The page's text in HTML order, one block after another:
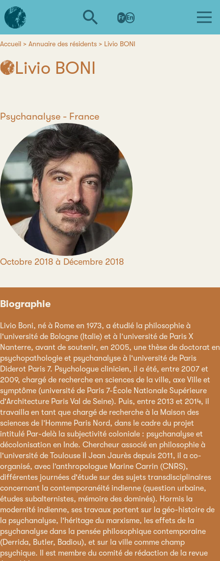
Aller
au
contenu
L'institut
d'études
avancées
de
Fr En
d'Ariane
Accueil Annuaire des résidents Livio BONI
Livio BONI
Discipline
Psychanalyse Pays
France
Période
Octobre 2018 à Décembre 2018
Biographie
Livio Boni, né à Rome en 1973, a étudié la philosophie à
l'université de Bologne (Italie) et à l’université de Paris X
Nanterre, avant de soutenir, en 2005, une thèse de doctorat en
psychopathologie et psychanalyse à l'université de Paris
Diderot Paris 7. Psychologue clinicien, il a été, entre 2007 et
2009, chargé de recherche en sciences de la ville, axe Ville et
symptôme (université de Paris 7-École Nationale Supérieure
d'Architecture Paris Val de Seine). Puis, entre 2013 et 2014, il
travailla en tant que chargé de recherche à la Maison des
sciences de l’Homme Paris Nord, dans le cadre du projet
intitulé Par-delà la subjectivité coloniale : psychanalyse et
décolonisation en Inde. Chercheur associé en philosophie à
l'université de Toulouse II Jean Jaurès depuis 2011, il a co-
organisé, avec l’anthropologue Marine Carrin (CNRS),
différentes journées d'étude sur des sujets transdisciplinaires
concernant la contemporanéité indienne (question urbaine,
études subalternistes, mémoire des dominés). Hormis la
modernité indienne, ses travaux portent sur la géo-histoire de
la psychanalyse, l'héritage du marxisme, les effets de la
psychanalyse dans la pensée philosophique contemporaine
(Derrida, Butler, Badiou), et sur la ville comme champ
psychique. Il est membre du comité de rédaction de la revue